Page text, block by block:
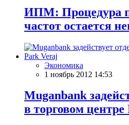
ИПМ: Процедура
частот остается
Экономика
1 ноябрь 2012 14:53
Muganbank
в торговом